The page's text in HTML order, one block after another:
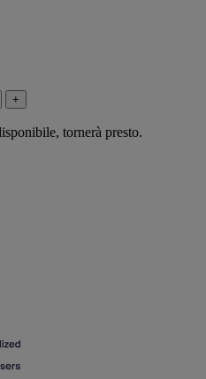
+
tornerà presto.